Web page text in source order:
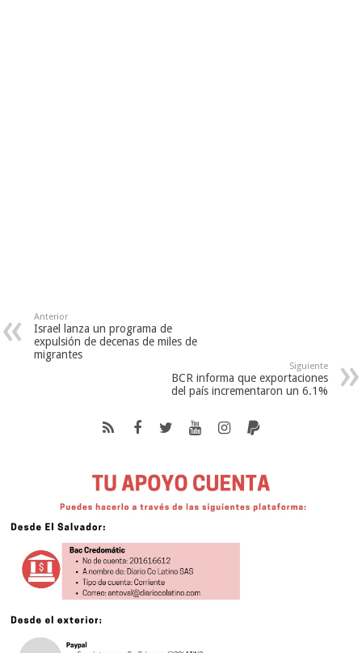
Anterior
Israel lanza un programa de
expulsión de decenas de miles de
migrantes
Siguiente
BCR informa que exportaciones
del país incrementaron un 6.1%